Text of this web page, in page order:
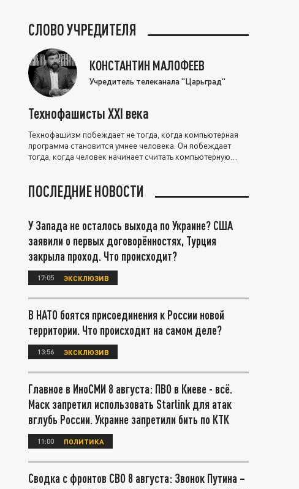
СЛОВО УЧРЕДИТЕЛЯ
КОНСТАНТИН МАЛОФЕЕВ
Учредитель телеканала "Царьград"
Технофашисты XXI века
Технофашизм побеждает не тогда, когда компьютерная
программа становится умнее человека. Он побеждает
тогда, когда человек начинает считать компьютерную
ПОСЛЕДНИЕ НОВОСТИ
У Запада не осталось выхода по Украине? США
заявили о первых договорённостях, Турция
закрыла проход. Что происходит?
17:05 ЭКСКЛЮЗИВ
В НАТО боятся присоединения к России новой
территории. Что происходит на самом деле?
13:56 ЭКСКЛЮЗИВ
Главное в ИноСМИ 8 августа: ПВО в Киеве - всё.
Маск запретил использовать Starlink для атак
вглубь России. Украине запретили бить по КТК
11:00 ПОЛИТИКА
Сводка с фронтов СВО 8 августа: Звонок Путина –